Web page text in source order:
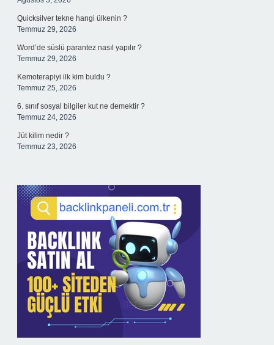
Quicksilver tekne hangi ülkenin ?
Temmuz 29, 2026
Word’de süslü parantez nasıl yapılır ?
Temmuz 29, 2026
Kemoterapiyi ilk kim buldu ?
Temmuz 25, 2026
6. sınıf sosyal bilgiler kut ne demektir ?
Temmuz 24, 2026
Jüt kilim nedir ?
Temmuz 23, 2026